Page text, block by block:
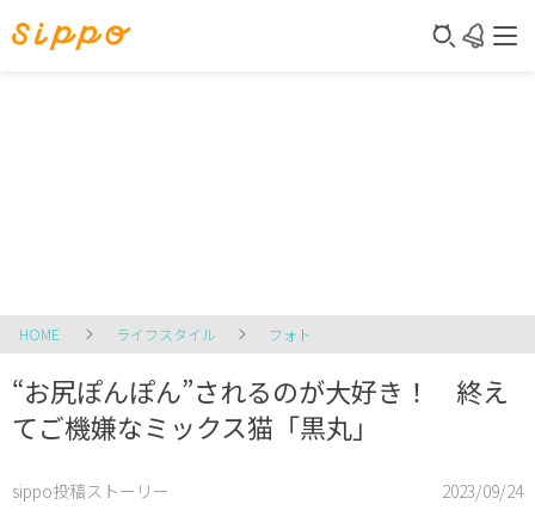
HOME ライフスタイル フォト
“お尻ぽんぽん”されるのが大好き！ 終え
てご機嫌なミックス猫「黒丸」
sippo投稿ストーリー 2023/09/24